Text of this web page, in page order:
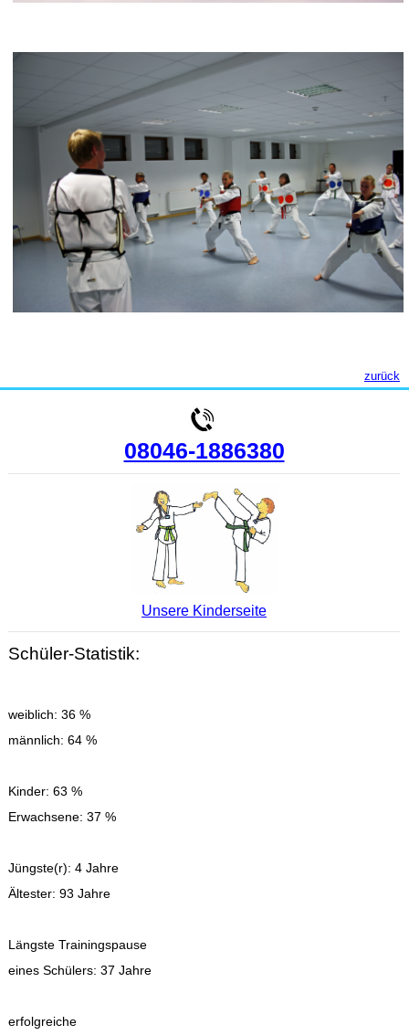
zurück
08046-1886380
Unsere Kinderseite
Schüler-Statistik:
weiblich: 36 %
männlich: 64 %
Kinder: 63 %
Erwachsene: 37 %
Jüngste(r): 4 Jahre
Ältester: 93 Jahre
Längste Trainingspause
eines Schülers: 37 Jahre
erfolgreiche